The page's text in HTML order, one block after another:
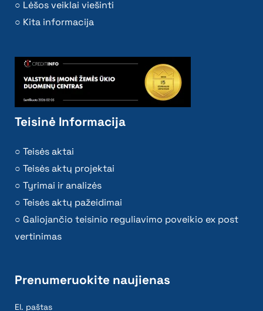
Lėšos veiklai viešinti
Kita informacija
Teisinė Informacija
Teisės aktai
Teisės aktų projektai
Tyrimai ir analizės
Teisės aktų pažeidimai
Galiojančio teisinio reguliavimo poveikio ex post
vertinimas
Prenumeruokite naujienas
El. paštas